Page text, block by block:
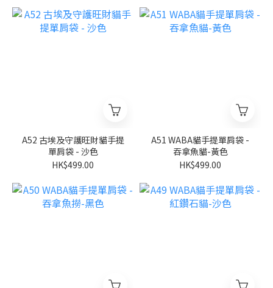
A52 古埃及守護旺財貓手提
單肩袋 - 沙色
HK$499.00
A51 WABA貓手提單肩袋 -
吞拿魚貓-黃色
HK$499.00